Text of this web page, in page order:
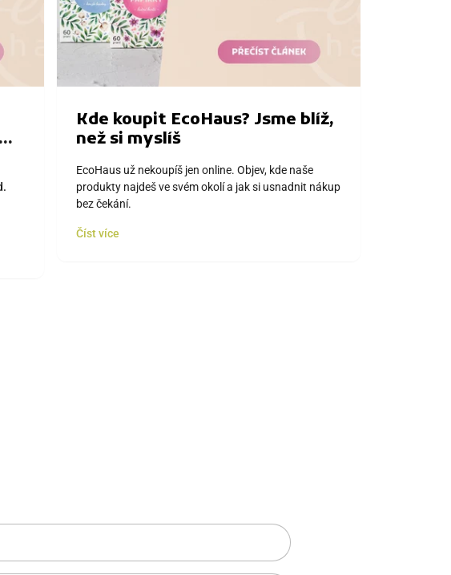
Kde koupit EcoHaus? Jsme blíž,
než si myslíš
EcoHaus už nekoupíš jen online. Objev, kde naše
produkty najdeš ve svém okolí a jak si usnadnit nákup
bez čekání.
Číst více